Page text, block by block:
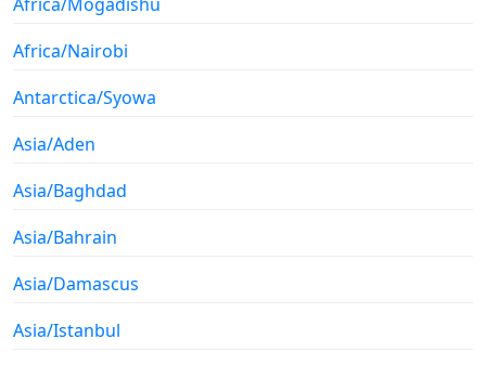
Africa/Nairobi
Antarctica/Syowa
Asia/Aden
Asia/Baghdad
Asia/Bahrain
Asia/Damascus
Asia/Istanbul